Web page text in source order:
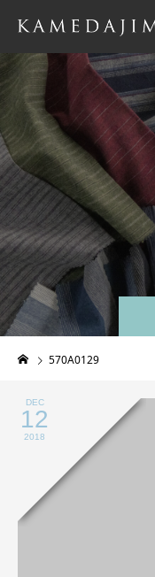
570A0129
DEC
12
2018